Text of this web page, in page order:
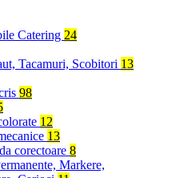
Catering 24
Tacamuri, Scobitori 13
98
12
13
corectoare 8
Markere,